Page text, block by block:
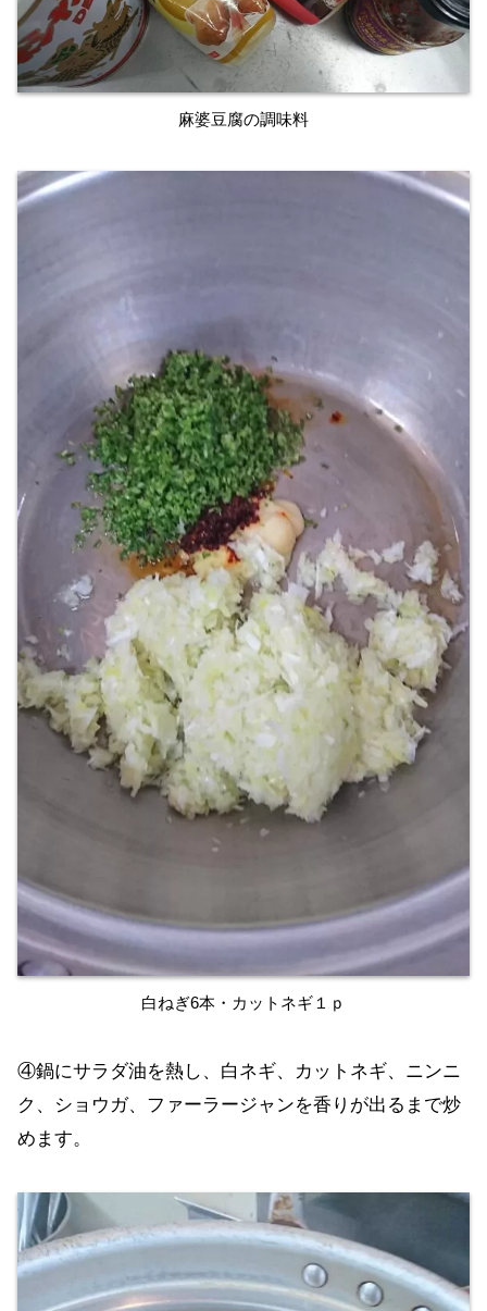
麻婆豆腐の調味料
白ねぎ6本・カットネギ１ｐ
④鍋にサラダ油を熱し、白ネギ、カットネギ、ニンニ
ク、ショウガ、ファーラージャンを香りが出るまで炒
めます。